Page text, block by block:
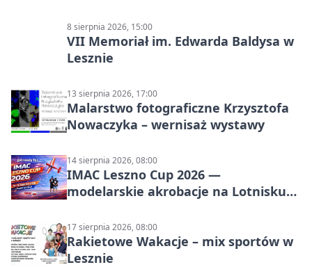
8 sierpnia 2026, 15:00
VII Memoriał im. Edwarda Baldysa w
Lesznie
13 sierpnia 2026, 17:00
Malarstwo fotograficzne Krzysztofa
Nowaczyka – wernisaż wystawy
14 sierpnia 2026, 08:00
IMAC Leszno Cup 2026 —
modelarskie akrobacje na Lotnisku
17 sierpnia 2026, 08:00
Rakietowe Wakacje – mix sportów w
Lesznie